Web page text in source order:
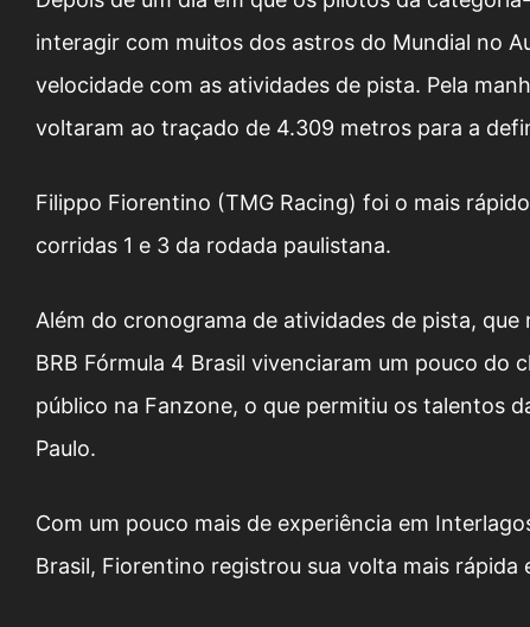
interagir com muitos dos astros do Mundial no
velocidade com as atividades de pista. Pela
voltaram ao traçado de 4.309 metros para a
Filippo Fiorentino (TMG Racing) foi o mais
corridas 1 e 3 da rodada paulistana.
Além do cronograma de atividades de pista,
BRB Fórmula 4 Brasil vivenciaram um pouco do
público na Fanzone, o que permitiu os talentos
Paulo.
Com um pouco mais de experiência em
Brasil, Fiorentino registrou sua volta mais